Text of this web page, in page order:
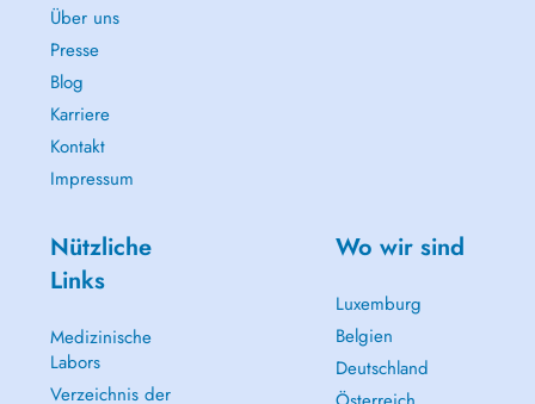
Über uns
Presse
Blog
Karriere
Kontakt
Impressum
Nützliche
Links
Medizinische
Labors
Verzeichnis der
Wo wir sind
Luxemburg
Belgien
Deutschland